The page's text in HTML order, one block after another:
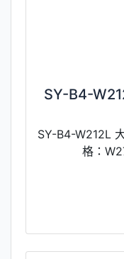
SY-B4-
SY-B4-W212L
格：